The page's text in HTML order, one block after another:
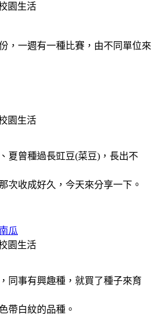
園生活
，一週有一種比賽，由不同單位來
園生活
夏曾種過長豇豆(菜豆)，長出不
次收成好久，今天來分享一下。
瓜
園生活
同事有興趣種，就買了種子來育
帶白紋的品種。